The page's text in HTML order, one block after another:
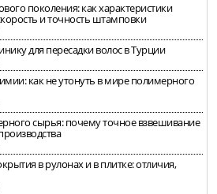
поколения: как характеристики
и точность штамповки
для пересадки волос в Турции
как не утонуть в мире полимерного
сырья: почему точное взвешивание
в рулонах и в плитке: отличия,